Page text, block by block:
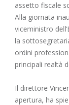
assetto fiscale
Alla giornata
viceministro
la
ordini
principali realtà
Il direttore
apertura, ha